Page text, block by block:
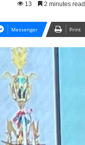
13 2 minutes read
Messenger Print